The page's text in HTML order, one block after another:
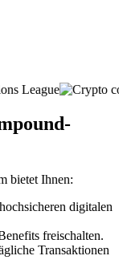
bietet Ihnen:
digitalen
freischalten.
Transaktionen